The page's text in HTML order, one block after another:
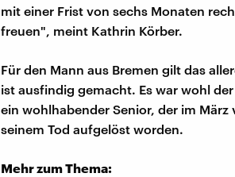
mit einer Frist von sechs Monaten
freuen", meint Kathrin Körber.
Für den Mann aus Bremen gilt das
ist ausfindig gemacht. Es war wohl
ein wohlhabender Senior, der im
seinem Tod aufgelöst worden.
Mehr zum Thema: